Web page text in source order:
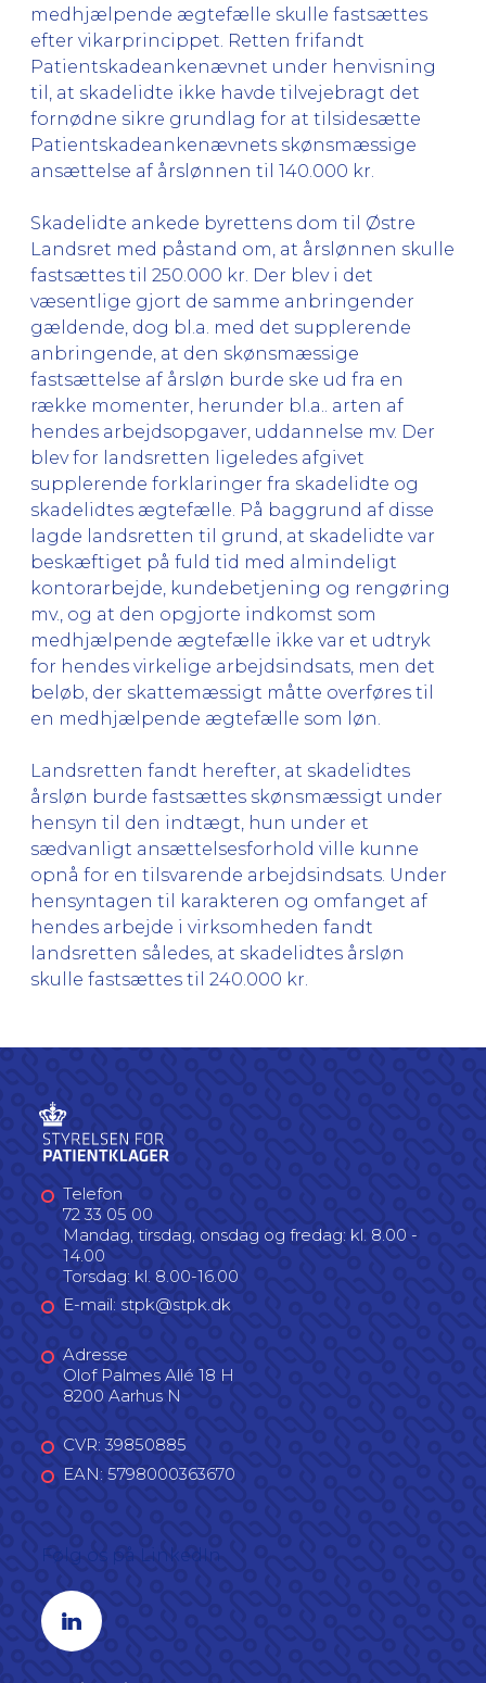
medhjælpende ægtefælle skulle fastsættes
efter vikarprincippet. Retten frifandt
Patientskadeankenævnet under henvisning
til, at skadelidte ikke havde tilvejebragt det
fornødne sikre grundlag for at tilsidesætte
Patientskadeankenævnets skønsmæssige
ansættelse af årslønnen til 140.000 kr.
Skadelidte ankede byrettens dom til Østre
Landsret med påstand om, at årslønnen skulle
fastsættes til 250.000 kr. Der blev i det
væsentlige gjort de samme anbringender
gældende, dog bl.a. med det supplerende
anbringende, at den skønsmæssige
fastsættelse af årsløn burde ske ud fra en
række momenter, herunder bl.a.. arten af
hendes arbejdsopgaver, uddannelse mv. Der
blev for landsretten ligeledes afgivet
supplerende forklaringer fra skadelidte og
skadelidtes ægtefælle. På baggrund af disse
lagde landsretten til grund, at skadelidte var
beskæftiget på fuld tid med almindeligt
kontorarbejde, kundebetjening og rengøring
mv., og at den opgjorte indkomst som
medhjælpende ægtefælle ikke var et udtryk
for hendes virkelige arbejdsindsats, men det
beløb, der skattemæssigt måtte overføres til
en medhjælpende ægtefælle som løn.
Landsretten fandt herefter, at skadelidtes
årsløn burde fastsættes skønsmæssigt under
hensyn til den indtægt, hun under et
sædvanligt ansættelsesforhold ville kunne
opnå for en tilsvarende arbejdsindsats. Under
hensyntagen til karakteren og omfanget af
hendes arbejde i virksomheden fandt
landsretten således, at skadelidtes årsløn
skulle fastsættes til 240.000 kr.
Telefon
72 33 05 00
Mandag, tirsdag, onsdag og fredag: kl. 8.00 -
14.00
Torsdag: kl. 8.00-16.00
E-mail: stpk@stpk.dk
Adresse
Olof Palmes Allé 18 H
8200 Aarhus N
CVR: 39850885
EAN: 5798000363670
Linkedin profil